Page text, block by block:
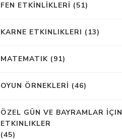
FEN ETKİNLİKLERİ (51)
KARNE ETKINLIKLERI (13)
MATEMATIK(91)
OYUN ÖRNEKLERİ (46)
ÖZEL GÜN VE BAYRAMLAR İÇIN
ETKINLIKLER
(45)